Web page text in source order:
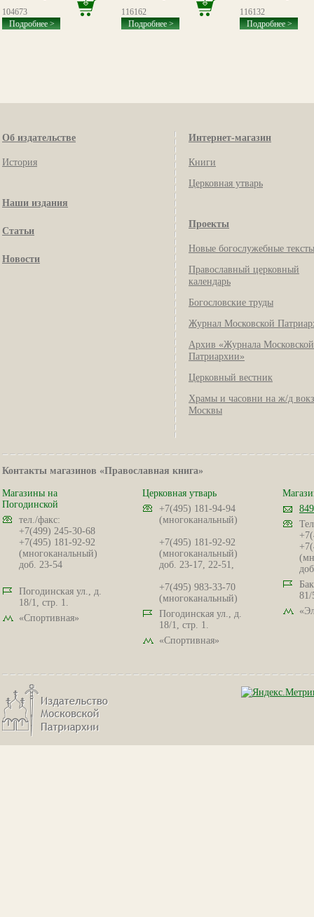
104673
Подробнее >
116162
Подробнее >
116132
Подробнее >
Об издательстве
История
Наши издания
Статьи
Новости
Интернет-магазин
Книги
Церковная утварь
Проекты
Новые богослужебные тексты
Православный церковный
календарь
Богословские труды
Журнал Московской
Архив «Журнала Московской
Патриархии»
Церковный вестник
Храмы и часовни на ж/д
Москвы
Контакты магазинов «Православная книга»
Магазины на
Погодинской
тел./факс:
+7(499) 245-30-68
+7(495) 181-92-92
(многоканальный)
доб. 23-54
Погодинская ул., д.
18/1, стр. 1.
«Спортивная»
Церковная утварь
+7(495) 181-94-94
(многоканальный)
+7(495) 181-92-92
(многоканальный)
доб. 23-17, 22-51,
+7(495) 983-33-70
(многоканальный)
Погодинская ул., д.
18/1, стр. 1.
«Спортивная»
81/